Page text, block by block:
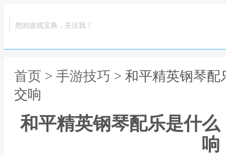
您的游戏宝典，关注我！
首页 > 手游技巧 > 和平精英钢琴
交响
和平精英钢琴配乐是什
响